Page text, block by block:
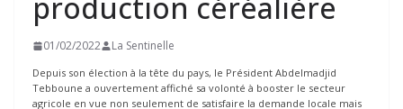
production céréalière
01/02/2022 La Sentinelle
Depuis son élection à la tête du pays, le Président Abdelmadjid
Tebboune a ouvertement affiché sa volonté à booster le secteur
agricole en vue non seulement de satisfaire la demande locale mais